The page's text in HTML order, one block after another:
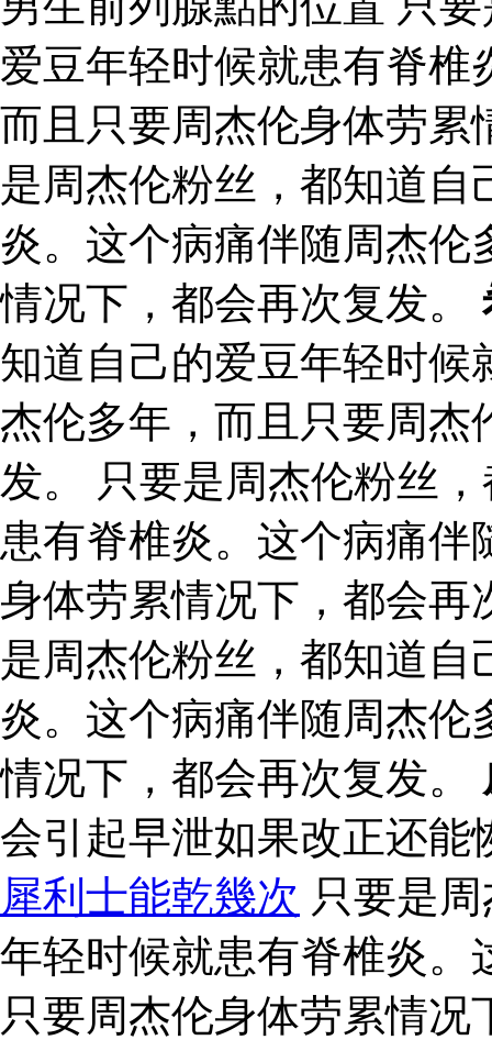
爱豆年轻时候就患有脊
而且只要周杰伦身体劳累
是周杰伦粉丝，都知道
炎。这个病痛伴随周杰伦
情况下，都会再次复发。
知道自己的爱豆年轻时候
杰伦多年，而且只要周杰
发。 只要是周杰伦粉丝
患有脊椎炎。这个病痛
身体劳累情况下，都会再
是周杰伦粉丝，都知道
炎。这个病痛伴随周杰伦
情况下，都会再次复发。
会引起早泄如果改正还
犀利士能乾幾次 只要是
年轻时候就患有脊椎炎。
只要周杰伦身体劳累情